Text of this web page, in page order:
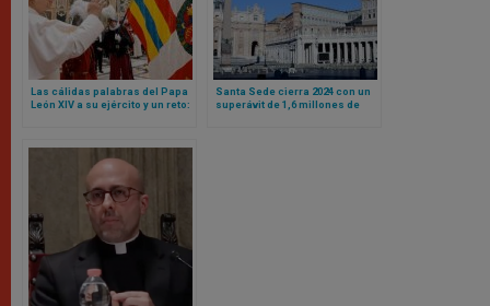
Las cálidas palabras del Papa
León XIV a su ejército y un reto:
Santa Sede cierra 2024 con un
superávit de 1,6 millones de